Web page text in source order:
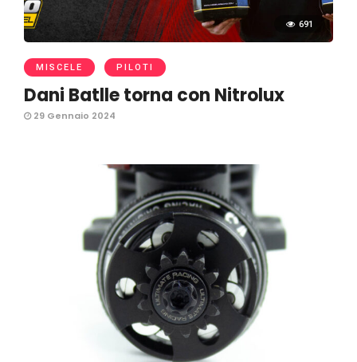
691
MISCELE PILOTI
Dani Batlle torna con Nitrolux
29 Gennaio 2024